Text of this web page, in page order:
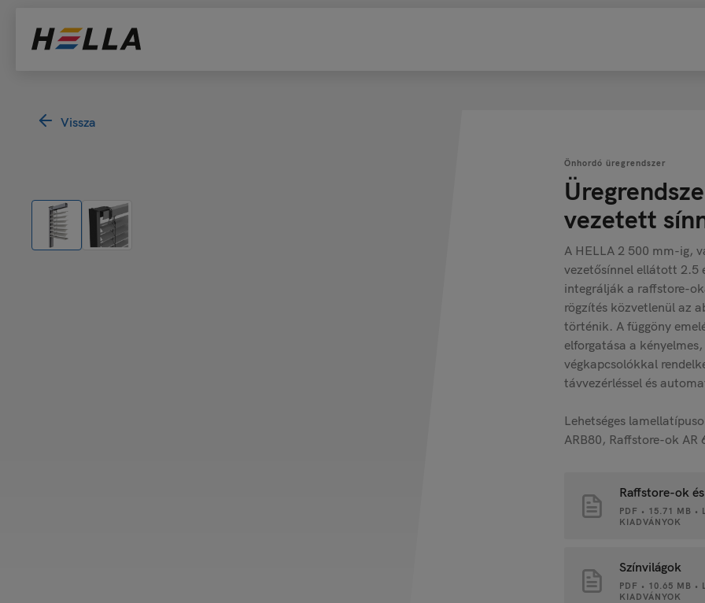
Vissza
Önhordó üregrendszer
vezetett
A HELLA 2 500 mm-ig,
vezetősínnel ellátott 2.5
integrálják a raffstore-
rögzítés közvetlenül az
történik. A függöny
elforgatása a
végkapcsolókkal
távvezérléssel és
Lehetséges
ARB80, Raffstore-ok AR
Raffstore-ok
PDF • 15.71 MB •
KIADVÁNYOK
Színvilágok
PDF • 10.65 MB •
KIADVÁNYOK